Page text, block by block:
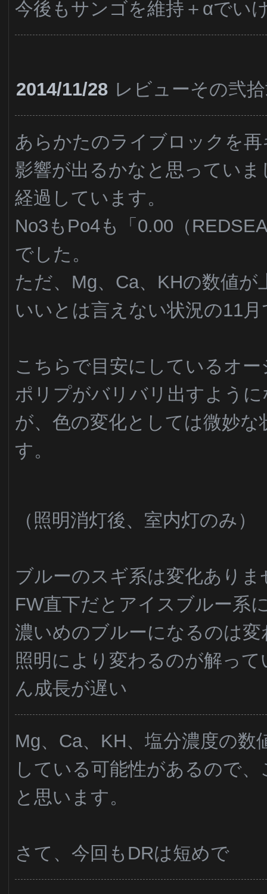
今後もサンゴを維持＋αでい
2014/11/28 レビューその弐
あらかたのライブロックを
影響が出るかなと思ってい
経過しています。
No3もPo4も「0.00（
でした。
ただ、Mg、Ca、KHの数値
いいとは言えない状況の11
こちらで目安にしているオ
ポリプがバリバリ出すよう
が、色の変化としては微妙
す。
（照明消灯後、室内灯のみ）
ブルーのスギ系は変化ありま
FW直下だとアイスブルー系
濃いめのブルーになるのは
照明により変わるのが解っ
ん成長が遅い
Mg、Ca、KH、塩分濃度の
している可能性があるので
と思います。
さて、今回もDRは短めで